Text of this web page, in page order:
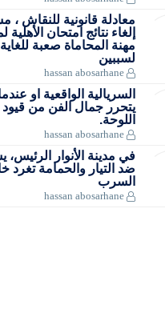
معادلة قانونية للنقاش ،
إلغاء نتائج امتحان الأهلية
مهنة المحاماة صعبة للغاية
لسببين
hassan abosarhane
السريالية الواقعية او
يتحرر جمال الفن من قيود
اللوحة.
hassan abosarhane
في مدينة الأنوار الرئيس،
ضد التيار والحمامة تغرد
السرب
hassan abosarhane